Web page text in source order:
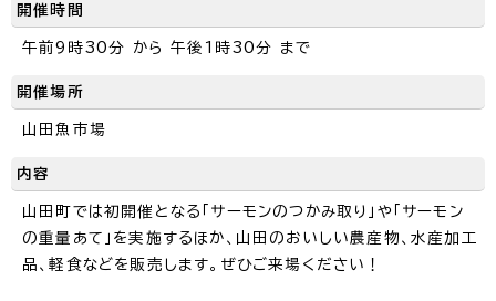
開催時間
午前9時30分 から 午後1時30分 まで
開催場所
山田魚市場
内容
山田町では初開催となる「サーモンのつかみ取り」や「サーモン
の重量あて」を実施するほか、山田のおいしい農産物、水産加工
品、軽食などを販売します。ぜひご来場ください！